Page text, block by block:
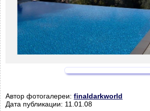
Автор фотогалереи: finaldarkworld
Дата публикации: 11.01.08